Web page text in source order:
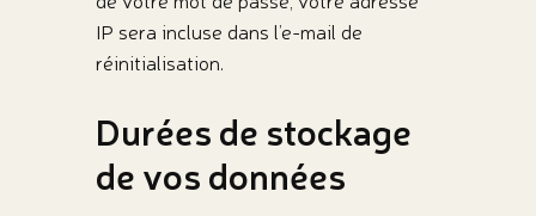
IP sera incluse dans l’e-mail de
réinitialisation.
Durées de stockage
de vos données